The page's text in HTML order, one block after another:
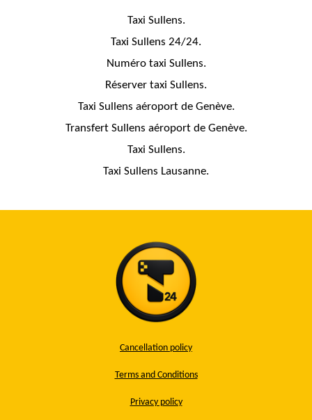
Taxi Sullens.
Taxi Sullens 24/24.
Numéro taxi Sullens.
Réserver taxi Sullens.
Taxi Sullens aéroport de Genève.
Transfert Sullens aéroport de Genève.
Taxi Sullens.
Taxi Sullens Lausanne.
Cancellation policy
Terms and Conditions
Privacy policy